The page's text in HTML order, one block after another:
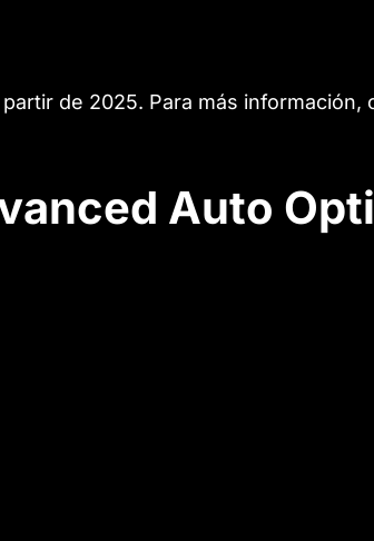
de 2025. Para más
Auto